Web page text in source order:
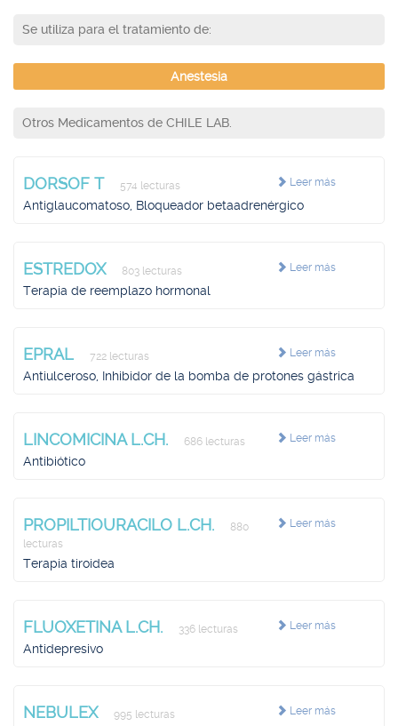
Se utiliza para el tratamiento de:
Anestesia
Otros Medicamentos de CHILE LAB.
Leer más
DORSOF T 574 lecturas
Antiglaucomatoso, Bloqueador betaadrenérgico
Leer más
ESTREDOX 803 lecturas
Terapia de reemplazo hormonal
Leer más
EPRAL 722 lecturas
Antiulceroso, Inhibidor de la bomba de protones gástrica
Leer más
LINCOMICINA L.CH. 686 lecturas
Antibiótico
Leer más
PROPILTIOURACILO L.CH.
880
lecturas
Terapia tiroidea
Leer más
FLUOXETINA L.CH. 336 lecturas
Antidepresivo
Leer más
NEBULEX 995 lecturas